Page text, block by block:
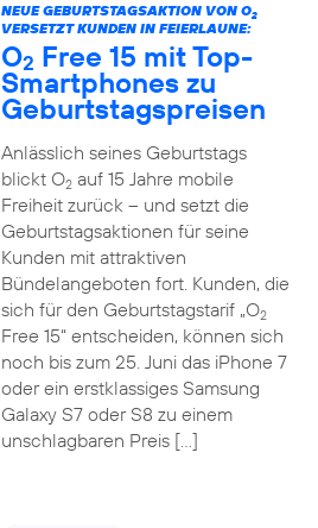
NEUE GEBURTSTAGSAKTION VON O2
VERSETZT KUNDEN IN FEIERLAUNE:
O2 Free 15 mit Top-
Smartphones zu
Geburtstagspreisen
Anlässlich seines Geburtstags
blickt O2auf 15 Jahre mobile
Freiheit zurück – und setzt die
Geburtstagsaktionen für seine
Kunden mit attraktiven
Bündelangeboten fort. Kunden, die
sich für den Geburtstagstarif „O2
Free 15“ entscheiden, können sich
noch bis zum 25. Juni das iPhone 7
oder ein erstklassiges Samsung
Galaxy S7 oder S8 zu einem
unschlagbaren Preis […]